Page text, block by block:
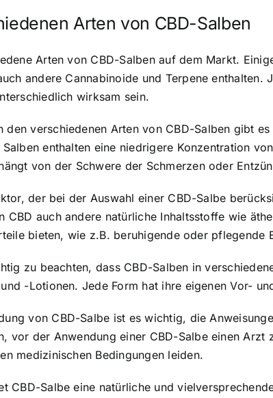
Arten von CBD-Salben
Arten von CBD-Salben auf dem Markt.
andere Cannabinoide und Terpene
wirksam sein.
den verschiedenen Arten von CBD-Salben gibt
enthalten eine niedrigere Konzentration
von der Schwere der Schmerzen oder
der bei der Auswahl einer CBD-Salbe
CBD auch andere natürliche Inhaltsstoffe wie
bieten, wie z.B. beruhigende oder pflegende
zu beachten, dass CBD-Salben in
-Lotionen. Jede Form hat ihre eigenen Vor-
von CBD-Salbe ist es wichtig, die
vor der Anwendung einer CBD-Salbe einen
medizinischen Bedingungen leiden.
CBD-Salbe eine natürliche und